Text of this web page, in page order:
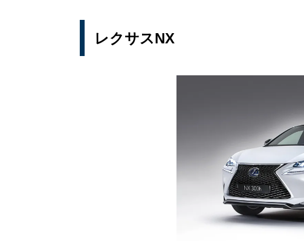
レクサスNX